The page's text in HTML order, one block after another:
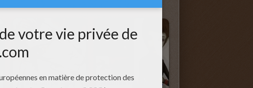
Grand Corps Malade Est Joe Mathias Malzieu Est Jack